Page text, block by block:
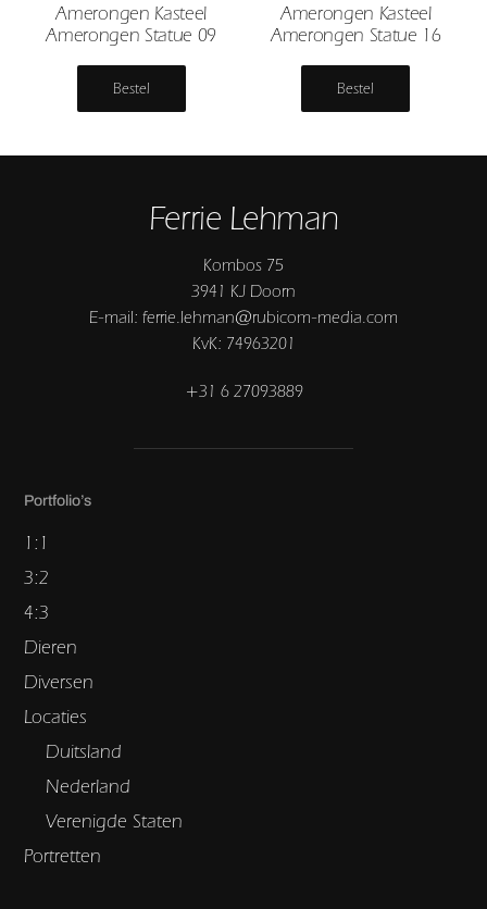
Amerongen Kasteel
Amerongen Statue 09
Bestel
Amerongen Kasteel
Amerongen Statue 16
Bestel
Ferrie Lehman
Kombos 75
3941 KJ Doorn
E-mail: ferrie.lehman@rubicom-media.com
KvK: 74963201
+31 6 27093889
Portfolio’s
1:1
3:2
4:3
Dieren
Diversen
Locaties
Duitsland
Nederland
Verenigde Staten
Portretten